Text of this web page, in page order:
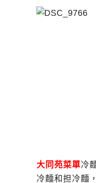
大同苑菜單冷
冷麵和担冷麵